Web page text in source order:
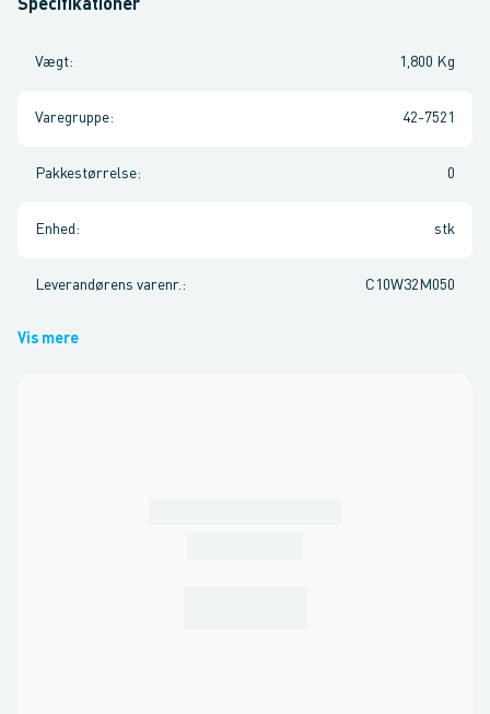
Specifikationer
Vægt: 1,800 Kg
Varegruppe: 42-7521
Pakkestørrelse: 0
Enhed : stk
Leverandørens varenr. : C10W32M050
Vis mere